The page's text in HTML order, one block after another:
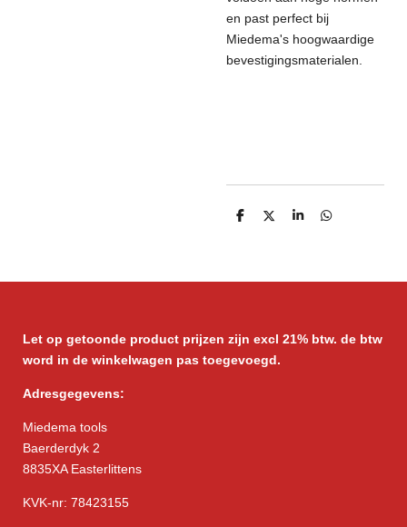
en past perfect bij
Miedema's hoogwaardige
bevestigingsmaterialen.
D
D
S
D
Let op getoonde product prijzen zijn excl 21% btw. de btw
word in de winkelwagen pas toegevoegd.
Adresgegevens:
Miedema tools
Baerderdyk 2
8835XA Easterlittens
KVK-nr: 78423155